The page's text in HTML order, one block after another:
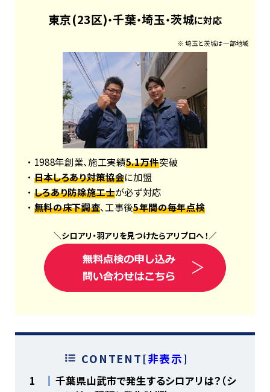
東京(23区)・千葉・埼玉・茨城に対応
※ 埼玉と茨城は一部地域
・ 1988年創業、施工実績5.1万件突破
・ 日本しろあり対策協会に加盟
・ しろあり防除施工士が必ず対応
・ 無料の床下調査、工事後5年間の毎年点検
＼シロアリ ・羽アリを見つけたらアリプロへ！ ／
CONTENT[非表示]
1
千葉県山武市で発生するシロアリは？（シ